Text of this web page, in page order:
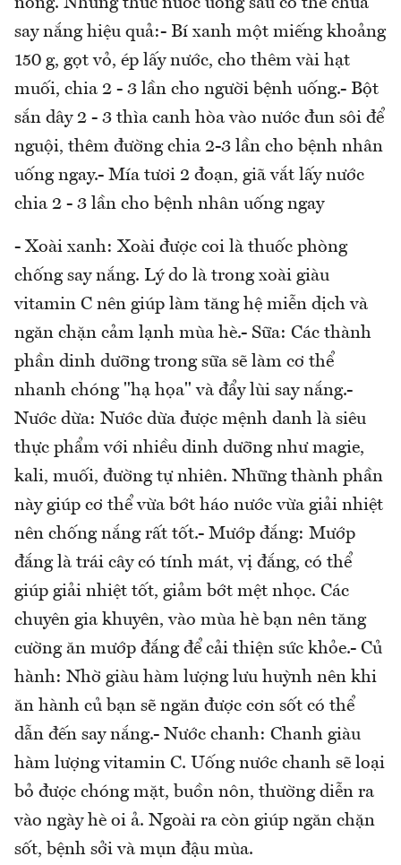
say nắng hiệu quả:- Bí xanh một miếng khoảng
150 g, gọt vỏ, ép lấy nước, cho thêm vài hạt
muối, chia 2 - 3 lần cho người bệnh uống.- Bột
sắn dây 2 - 3 thìa canh hòa vào nước đun sôi để
nguội, thêm đường chia 2-3 lần cho bệnh nhân
uống ngay.- Mía tươi 2 đoạn, giã vắt lấy nước
chia 2 - 3 lần cho bệnh nhân uống ngay
- Xoài xanh: Xoài được coi là thuốc phòng
chống say nắng. Lý do là trong xoài giàu
vitamin C nên giúp làm tăng hệ miễn dịch và
ngăn chặn cảm lạnh mùa hè.- Sữa: Các thành
phần dinh dưỡng trong sữa sẽ làm cơ thể
nhanh chóng "hạ họa" và đẩy lùi say nắng.-
Nước dừa: Nước dừa được mệnh danh là siêu
thực phẩm với nhiều dinh dưỡng như magie,
kali, muối, đường tự nhiên. Những thành phần
này giúp cơ thể vừa bớt háo nước vừa giải nhiệt
nên chống nắng rất tốt.- Mướp đắng: Mướp
đắng là trái cây có tính mát, vị đắng, có thể
giúp giải nhiệt tốt, giảm bớt mệt nhọc. Các
chuyên gia khuyên, vào mùa hè bạn nên tăng
cường ăn mướp đắng để cải thiện sức khỏe.- Củ
hành: Nhờ giàu hàm lượng lưu huỳnh nên khi
ăn hành củ bạn sẽ ngăn được cơn sốt có thể
dẫn đến say nắng.- Nước chanh: Chanh giàu
hàm lượng vitamin C. Uống nước chanh sẽ loại
bỏ được chóng mặt, buồn nôn, thường diễn ra
vào ngày hè oi ả. Ngoài ra còn giúp ngăn chặn
sốt, bệnh sởi và mụn đậu mùa.